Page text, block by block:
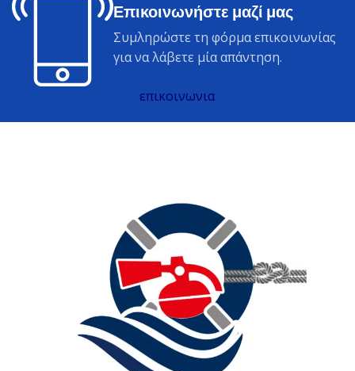
Επικοινωνήστε μαζί μας
Συμληρώστε τη φόρμα επικοινωνίας
για να λάβετε μία απάντηση.
επικοινωνια